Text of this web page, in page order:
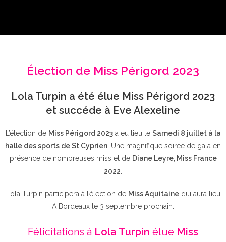
Élection de Miss Périgord 2023
Lola Turpin a été élue Miss Périgord 2023
et succéde à Eve Alexeline
L’élection de Miss Périgord 2023a eu lieu le Samedi 8 juillet à la
halle des sports de St Cyprien , Une magnifique soirée de gala en
présence de nombreuses miss et de Diane Leyre, Miss France
2022
Lola Turpin participera à l’élection de Miss Aquitainequi aura lieu
A Bordeaux le 3 septembre prochain.
Félicitations à Lola Turpin élue Miss